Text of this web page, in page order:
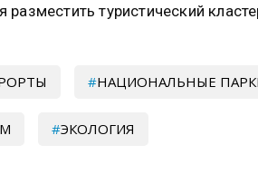
разместить туристический
НАЦИОНАЛЬНЫЕ
ЭКОЛОГИЯ